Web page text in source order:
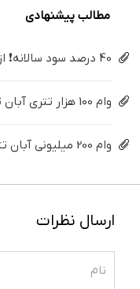
مطالب پیشنهادی
40 درصد سود سالانه❗ از تورم جا نمونی😲
وام 100 هزار تتری آبان تتر | فوری، فقط با احراز هویت🔥
وام 200 میلیونی آبان تتر. همین الان احراز هویت کن!
ارسال نظرات